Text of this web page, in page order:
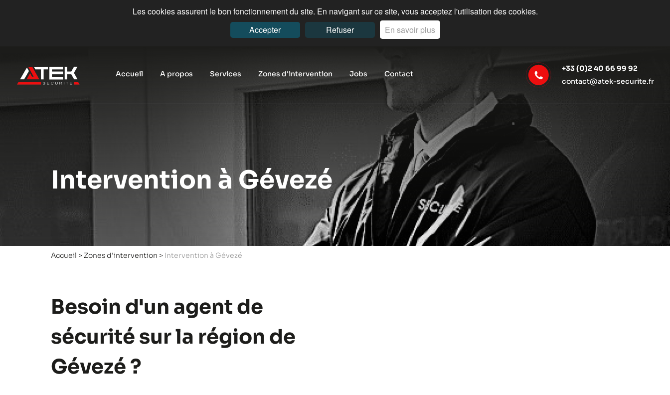
Les cookies assurent le bon fonctionnement du site. En navigant sur ce site, vous acceptez l'utilisation des cookies.
Accepter
Refuser En savoir plus
Accueil A propos Services Zones d'intervention Jobs Contact
+33 (0)2 40 66 99 92
contact@atek-securite.fr
Intervention à Gévezé
Accueil > Zones d'intervention > Intervention à Gévezé
Besoin d'un agent de
sécurité sur la région de
Gévezé ?